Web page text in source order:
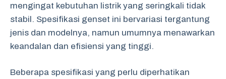
mengingat kebutuhan listrik yang seringkali tidak
stabil. Spesifikasi genset ini bervariasi tergantung
jenis dan modelnya, namun umumnya menawarkan
keandalan dan efisiensi yang tinggi.
Beberapa spesifikasi yang perlu diperhatikan